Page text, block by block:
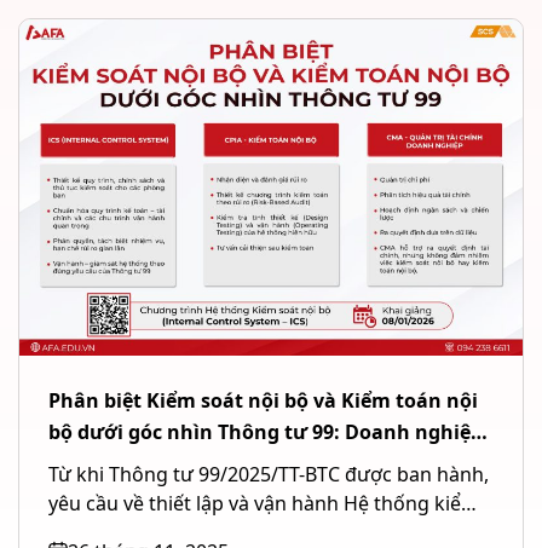
Phân biệt Kiểm soát nội bộ và Kiểm toán nội
bộ dưới góc nhìn Thông tư 99: Doanh nghiệp
cần hiểu đúng để áp dụng đúng
Từ khi Thông tư 99/2025/TT-BTC được ban hành,
yêu cầu về thiết lập và vận hành Hệ thống kiểm